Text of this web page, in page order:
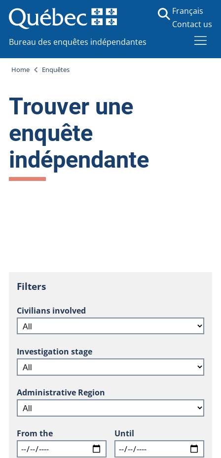
Bureau des enquêtes indépendantes
Français
Contact us
Home Enquêtes
Trouver une
enquête
indépendante
Filters
Civilians involved
Investigation stage
Administrative Region
From the Until